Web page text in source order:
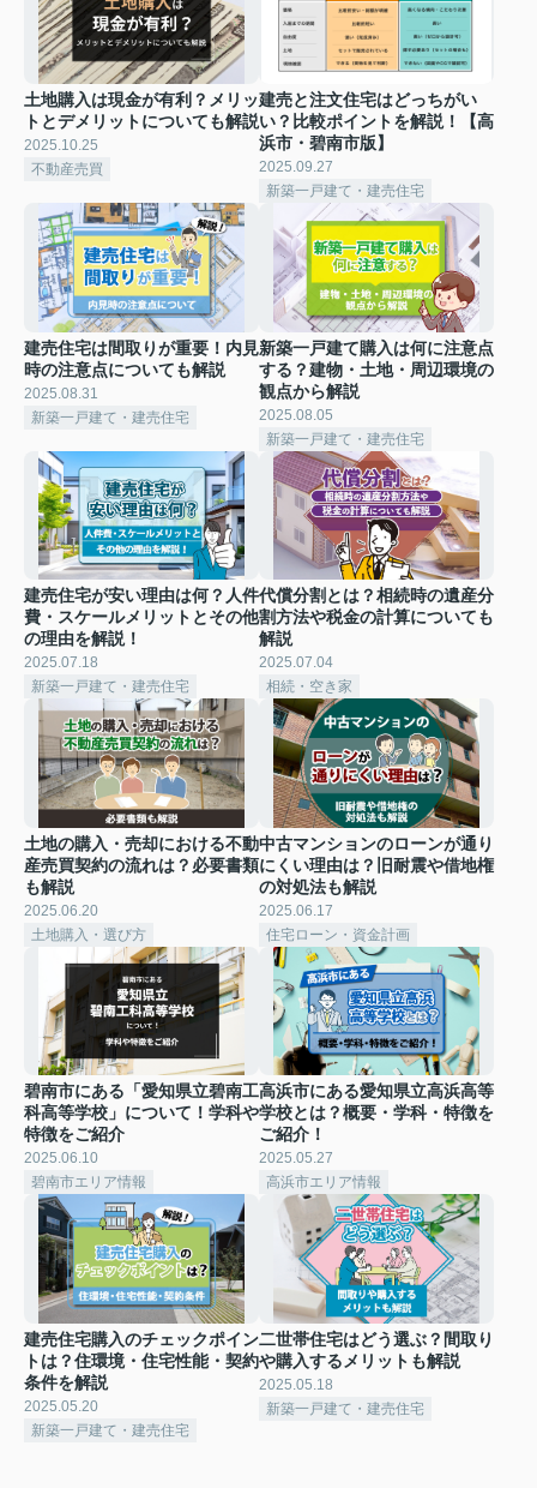
土地購入は現金が有利？メリッ
トとデメリットについても解説
2025.10.25
不動産売買
建売と注文住宅はどっちがい
い？比較ポイントを解説！【高
浜市・碧南市版】
2025.09.27
新築一戸建て・建売住宅
建売住宅は間取りが重要！内見
時の注意点についても解説
2025.08.31
新築一戸建て・建売住宅
新築一戸建て購入は何に注意点
する？建物・土地・周辺環境の
観点から解説
2025.08.05
新築一戸建て・建売住宅
建売住宅が安い理由は何？人件
費・スケールメリットとその他
の理由を解説！
2025.07.18
新築一戸建て・建売住宅
代償分割とは？相続時の遺産分
割方法や税金の計算についても
解説
2025.07.04
相続・空き家
土地の購入・売却における不動
産売買契約の流れは？必要書類
も解説
2025.06.20
土地購入・選び方
中古マンションのローンが通り
にくい理由は？旧耐震や借地権
の対処法も解説
2025.06.17
住宅ローン・資金計画
碧南市にある「愛知県立碧南工
科高等学校」について！学科や
特徴をご紹介
2025.06.10
碧南市エリア情報
高浜市にある愛知県立高浜高等
学校とは？概要・学科・特徴を
ご紹介！
2025.05.27
高浜市エリア情報
建売住宅購入のチェックポイン
トは？住環境・住宅性能・契約
条件を解説
2025.05.20
新築一戸建て・建売住宅
二世帯住宅はどう選ぶ？間取り
や購入するメリットも解説
2025.05.18
新築一戸建て・建売住宅